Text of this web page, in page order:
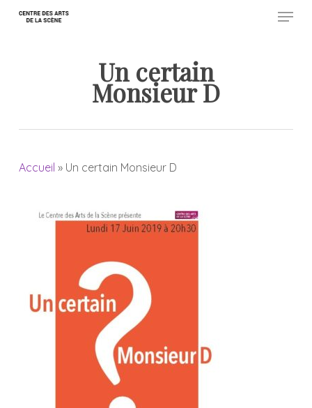
Skip
Menu
Un certain
Monsieur D
Accueil » Un certain Monsieur D